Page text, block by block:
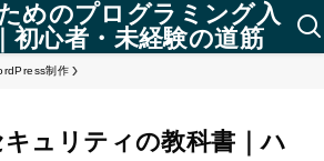
めのプログラミング入
初心者・未経験の道筋
制作
ュリティの教科書｜ハ